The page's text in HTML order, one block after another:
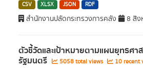
CSV XLSX JSON RDF
สำนักงานปลัดกระทรวงการคลัง 8 สิง
ตัวชี้วัดและเป้าหมายตามแผนยุทธศ
รัฐมนตรี 5058 total views 10 recent